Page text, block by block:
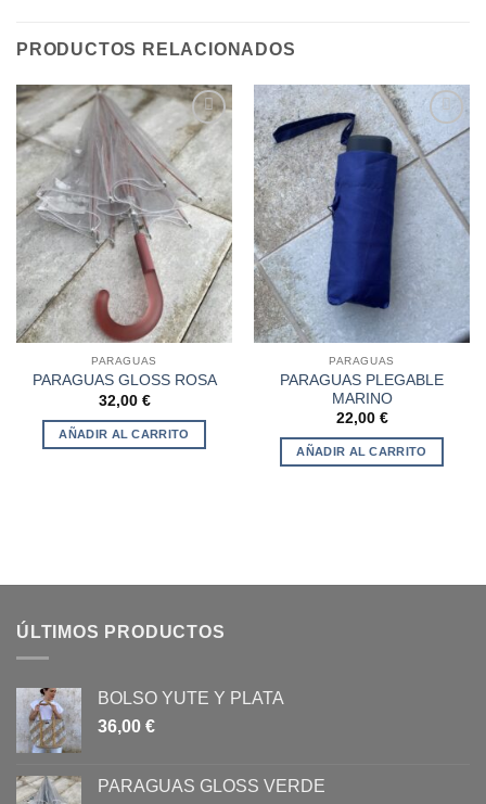
PRODUCTOS RELACIONADOS
Añadir
a la
lista de
deseos
PARAGUAS
PARAGUAS GLOSS ROSA
32,00 €
AÑADIR AL CARRITO
Añadir
a la
lista de
deseos
PARAGUAS
PARAGUAS PLEGABLE
MARINO
22,00 €
AÑADIR AL CARRITO
ÚLTIMOS PRODUCTOS
BOLSO YUTE Y PLATA
36,00 €
PARAGUAS GLOSS VERDE